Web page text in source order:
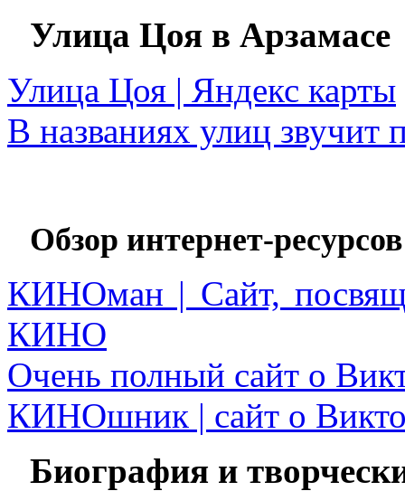
Улица Цоя в Арзамасе
Улица Цоя | Яндекс карты
В названиях улиц звучит
Обзор интернет-ресурсов
КИНОман | Сайт,
КИНО
Очень полный сайт о
КИНОшник | сайт о
Биография и